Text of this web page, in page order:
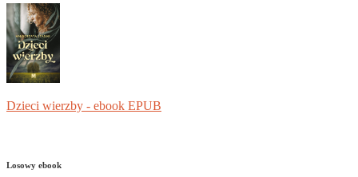
Dzieci wierzby - ebook EPUB
Losowy ebook